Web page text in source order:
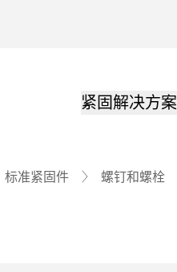
紧固解决方案
标准紧固件 螺钉和螺栓